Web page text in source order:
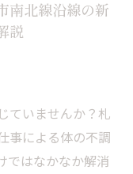
南北線沿線の新
説
ていませんか？札
事による体の不調
ではなかなか解消